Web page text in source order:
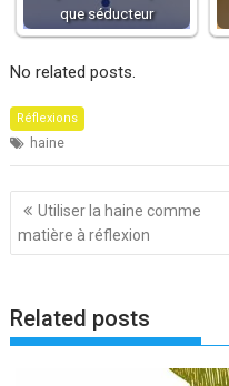
que séducteur
No related posts.
Réflexions
haine
Navigation
de
l’article
Utiliser la haine comme
matière à réflexion
Related posts